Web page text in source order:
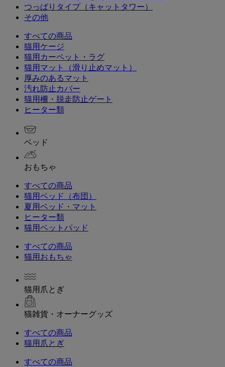
つっぱりタイプ（キャットタワー）
その他
すべての商品
猫用ケージ
猫用カーペット・ラグ
猫用マット（滑り止めマット）
厚みのあるマット
汚れ防止カバー
猫用柵・脱走防止ゲート
ヒーター類
ベッド
おもちゃ
すべての商品
猫用ベッド（布団）
夏用ベッド・マット
ヒーター類
猫用ベットパッド
すべての商品
猫用おもちゃ
猫用爪とぎ
猫雑貨・オーナーグッズ
すべての商品
猫用爪とぎ
すべての商品